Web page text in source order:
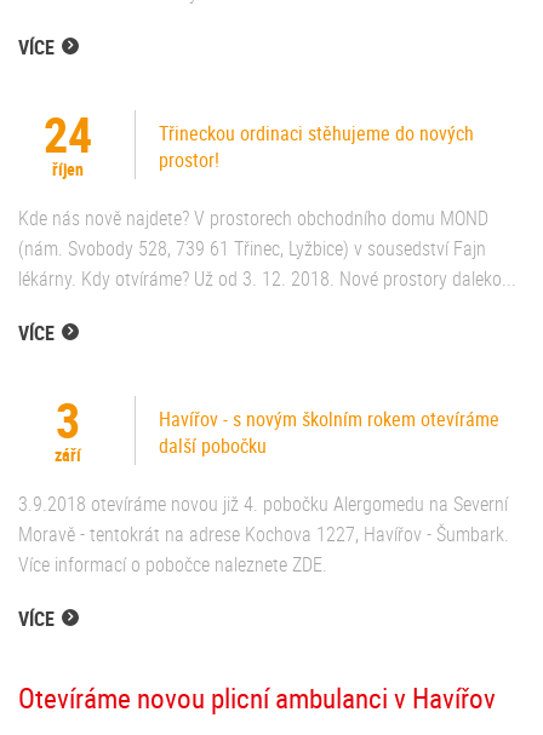
VÍCE
24
říjen
Třineckou ordinaci stěhujeme do nových
prostor!
Kde nás nově najdete? V prostorech obchodního domu MOND
(nám. Svobody 528, 739 61 Třinec, Lyžbice) v sousedství Fajn
lékárny. Kdy otvíráme? Už od 3. 12. 2018. Nové prostory daleko...
VÍCE
3
září
Havířov - s novým školním rokem otevíráme
další pobočku
3.9.2018 otevíráme novou již 4. pobočku Alergomedu na Severní
Moravě - tentokrát na adrese Kochova 1227, Havířov - Šumbark.
Více informací o pobočce naleznete ZDE.
VÍCE
Otevíráme novou plicní ambulanci v Havířov